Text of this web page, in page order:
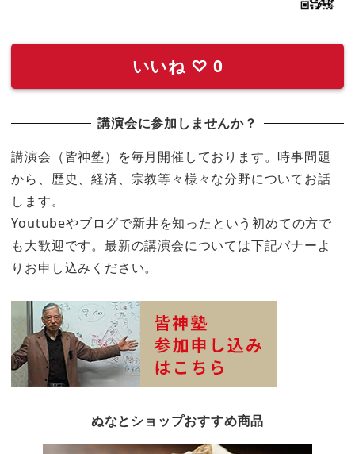
いいね ♡ 0
講演会に参加しませんか？
講演会（皆神塾）を毎月開催しております。時事問題
から、歴史、経済、宗教等々様々な分野についてお話
します。
Youtubeやブログで新井を知ったという初めての方で
も大歓迎です。最新の講演会については下記バナーよ
りお申し込みください。
ぬなとショップおすすめ商品